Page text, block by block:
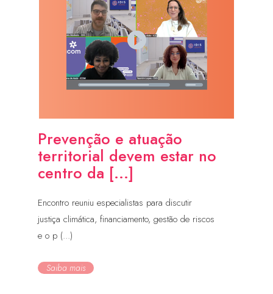
Prevenção e atuação
territorial devem estar no
centro da [...]
Encontro reuniu especialistas para discutir
justiça climática, financiamento, gestão de riscos
e o p (...)
Saiba mais